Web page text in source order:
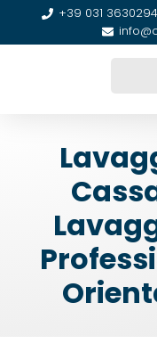
+39 031 3630294